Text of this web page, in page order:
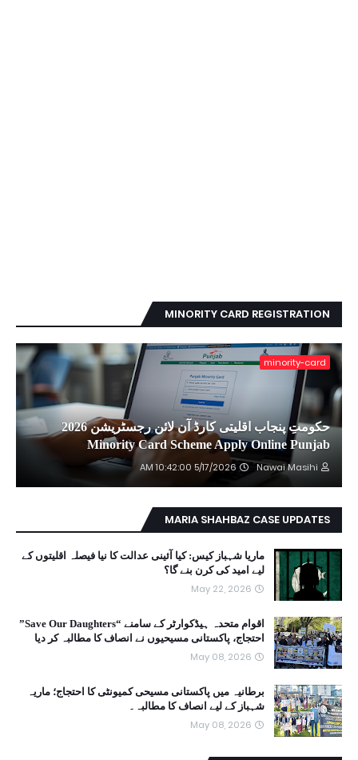
MINORITY CARD REGISTRATION
minority-card
حکومتِ پنجاب اقلیتی کارڈ آن لائن رجسٹریشن 2026
Minority Card Scheme Apply Online Punjab
Nawai Masihi
5/17/2026 10:42:00 AM
MARIA SHAHBAZ CASE UPDATES
ماریا شہباز کیس: کیا آئینی عدالت کا نیا فیصلہ اقلیتوں کے
لیے امید کی کرن بنے گا؟
May 22, 2026
اقوام متحدہ ہیڈکوارٹر کے سامنے “Save Our Daughters”
احتجاج، پاکستانی مسیحیوں نے انصاف کا مطالبہ کر دیا
May 08, 2026
برطانیہ میں پاکستانی مسیحی کمیونٹی کا احتجاج؛ ماریہ
شہباز کے لیے انصاف کا مطالبہ۔
May 08, 2026